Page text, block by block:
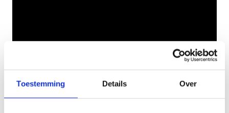
Toestemming Details Over